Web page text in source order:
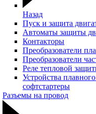
Назад
Пуск и защита
Автоматы защиты
Контакторы
Преобразователи
Преобразователи
Реле тепловой
Устройства
софтстартеры
Разъемы на провод